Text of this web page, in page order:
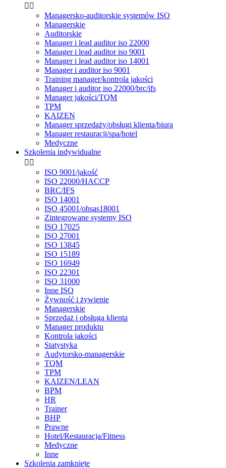
 
Managersko-auditorskie systemów ISO
Managerskie
Auditorskie
Manager i lead auditor iso 22000
Manager i lead auditor iso 9001
Manager i lead auditor iso 14001
Manager i auditor iso 9001
Training manager/kontrola jakości
Manager i auditor iso 22000/brc/ifs
Manager jakości/TQM
TPM
KAIZEN
Manager sprzedaży/obsługi klienta/biura
Manager restauracji/spa/hotel
Medyczne
Szkolenia indywidualne
 
ISO 9001/jakość
ISO 22000/HACCP
BRC/IFS
ISO 14001
ISO 45001/ohsas18001
Zintegrowane systemy ISO
ISO 17025
ISO 27001
ISO 13845
ISO 15189
ISO 16949
ISO 22301
ISO 31000
Inne ISO
Żywność i żywienie
Managerskie
Sprzedaż i obsługa klienta
Manager produktu
Kontrola jakości
Statystyka
Audytorsko-managerskie
TQM
TPM
KAIZEN/LEAN
BPM
HR
Trainer
BHP
Prawne
Hotel/Restauracja/Fitness
Medyczne
Inne
Szkolenia zamknięte